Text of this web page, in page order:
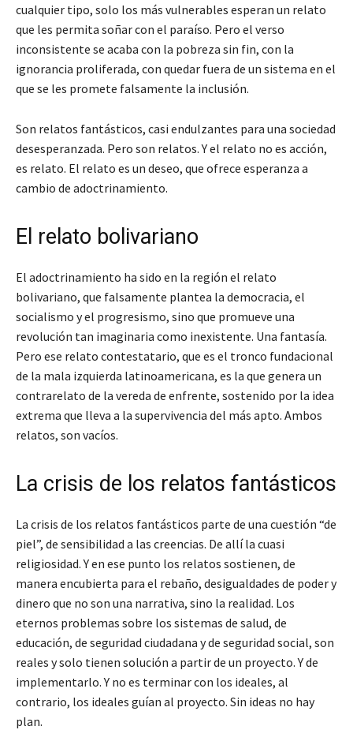
cualquier tipo, solo los más vulnerables esperan un relato
que les permita soñar con el paraíso. Pero el verso
inconsistente se acaba con la pobreza sin fin, con la
ignorancia proliferada, con quedar fuera de un sistema en el
que se les promete falsamente la inclusión.
Son relatos fantásticos, casi endulzantes para una sociedad
desesperanzada. Pero son relatos. Y el relato no es acción,
es relato. El relato es un deseo, que ofrece esperanza a
cambio de adoctrinamiento.
El relato bolivariano
El adoctrinamiento ha sido en la región el relato
bolivariano, que falsamente plantea la democracia, el
socialismo y el progresismo, sino que promueve una
revolución tan imaginaria como inexistente. Una fantasía.
Pero ese relato contestatario, que es el tronco fundacional
de la mala izquierda latinoamericana, es la que genera un
contrarelato de la vereda de enfrente, sostenido por la idea
extrema que lleva a la supervivencia del más apto. Ambos
relatos, son vacíos.
La crisis de los relatos fantásticos
La crisis de los relatos fantásticos parte de una cuestión “de
piel”, de sensibilidad a las creencias. De allí la cuasi
religiosidad. Y en ese punto los relatos sostienen, de
manera encubierta para el rebaño, desigualdades de poder y
dinero que no son una narrativa, sino la realidad. Los
eternos problemas sobre los sistemas de salud, de
educación, de seguridad ciudadana y de seguridad social, son
reales y solo tienen solución a partir de un proyecto. Y de
implementarlo. Y no es terminar con los ideales, al
contrario, los ideales guían al proyecto. Sin ideas no hay
plan.